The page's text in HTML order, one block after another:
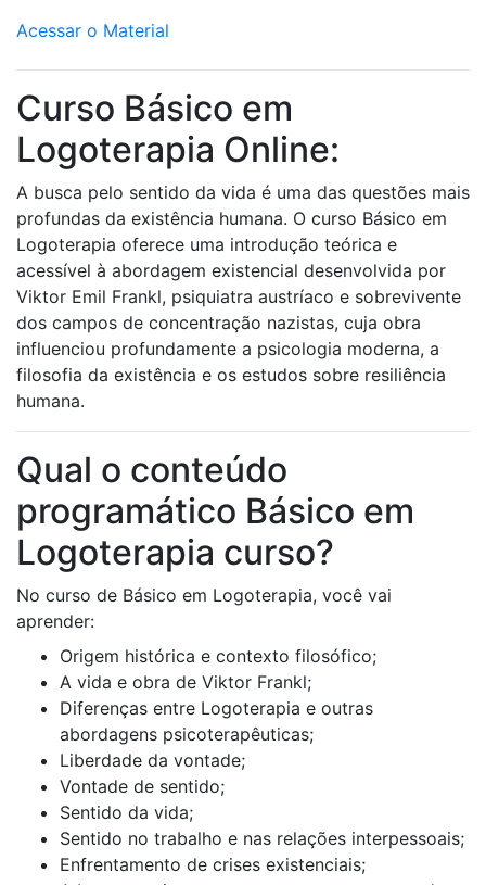
Acessar o Material
Curso Básico em
Logoterapia Online:
A busca pelo sentido da vida é uma das questões mais
profundas da existência humana. O curso Básico em
Logoterapia oferece uma introdução teórica e
acessível à abordagem existencial desenvolvida por
Viktor Emil Frankl, psiquiatra austríaco e sobrevivente
dos campos de concentração nazistas, cuja obra
influenciou profundamente a psicologia moderna, a
filosofia da existência e os estudos sobre resiliência
humana.
Qual o conteúdo
programático Básico em
Logoterapia curso?
No curso de Básico em Logoterapia, você vai
aprender:
Origem histórica e contexto filosófico;
A vida e obra de Viktor Frankl;
Diferenças entre Logoterapia e outras
abordagens psicoterapêuticas;
Liberdade da vontade;
Vontade de sentido;
Sentido da vida;
Sentido no trabalho e nas relações interpessoais;
Enfrentamento de crises existenciais;